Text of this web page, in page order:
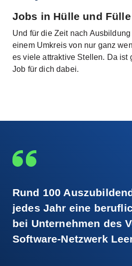
Jobs in Hülle und
Und für die Zeit nach
einem Umkreis von nur ganz
es viele attraktive Stellen. Da ist
Job für dich dabei.
Rund 100
jedes Jahr eine
bei Unternehmen des
Software-Netzwerk